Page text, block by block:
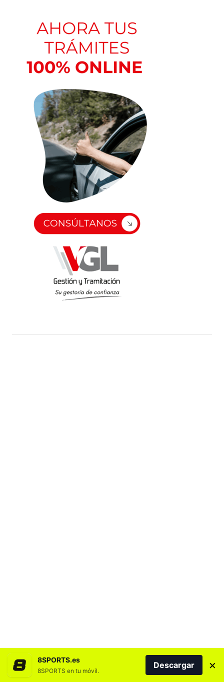
8SPORTS.es
8SPORTS en tu móvil.
Descargar ×